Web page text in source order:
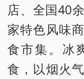
店、全国40
家特色风味
食市集。冰
食，以烟火